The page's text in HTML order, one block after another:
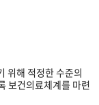
위해 적정한 수준의
보건의료체계를 마련